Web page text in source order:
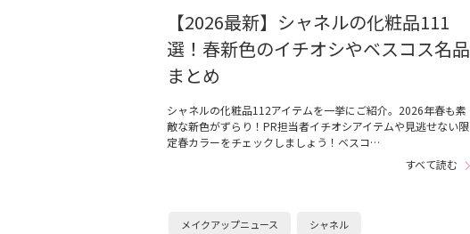
【2026最新】シャネルの化粧品111
選！春新色のイチオシやベスコス名品
まとめ
シャネルの化粧品112アイテムを一挙にご紹介。2026年春も素
敵な新色がずらり！PR担当者イチオシアイテムや見逃せない限
定春カラーをチェックしましょう！ベスコ…
すべて読む
メイクアップニュース シャネル